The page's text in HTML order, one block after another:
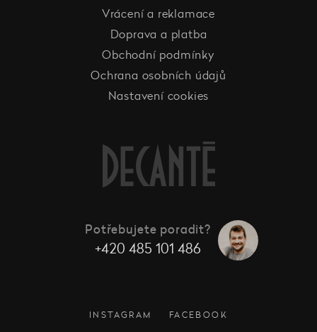
Vrácení a reklamace
Doprava a platba
Obchodní podmínky
Ochrana osobních údajů
Nastavení cookies
Potřebujete poradit?
+420 485 101 486
INSTAGRAM FACEBOOK